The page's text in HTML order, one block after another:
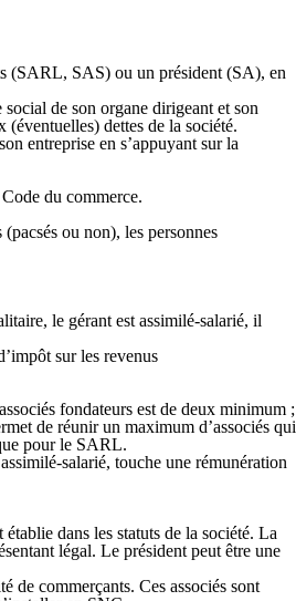
(SARL, SAS) ou un président (SA), en
de son organe dirigeant et son
dettes de la société.
entreprise en s’appuyant sur la
du commerce.
ou non), les personnes
le gérant est assimilé-salarié, il
sur les revenus
fondateurs est de deux minimum ;
de réunir un maximum d’associés qui
pour le SARL.
salarié, touche une rémunération
dans les statuts de la société. La
légal. Le président peut être une
de commerçants. Ces associés sont